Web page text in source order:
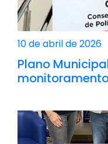
10 de abril de 2026
Plano